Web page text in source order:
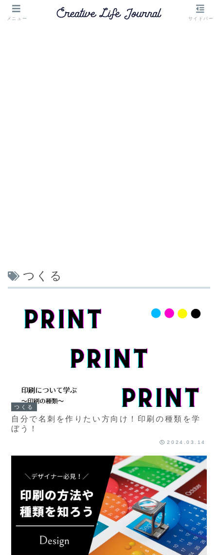
つくる
つくる
自分で名刺を作りたい方向け！印刷の種類を学
ぼう！
2024.03.14
メニュー サイドバー